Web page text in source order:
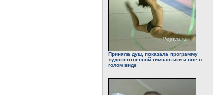
Приняла душ, показала программу
художественной гимнастики и всё в
голом виде